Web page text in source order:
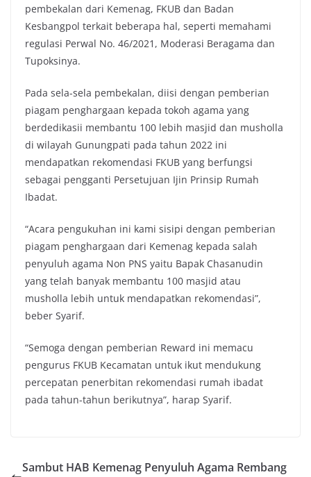
pembekalan dari Kemenag, FKUB dan Badan
Kesbangpol terkait beberapa hal, seperti memahami
regulasi Perwal No. 46/2021, Moderasi Beragama dan
Tupoksinya.
Pada sela-sela pembekalan, diisi dengan pemberian
piagam penghargaan kepada tokoh agama yang
berdedikasii membantu 100 lebih masjid dan musholla
di wilayah Gunungpati pada tahun 2022 ini
mendapatkan rekomendasi FKUB yang berfungsi
sebagai pengganti Persetujuan Ijin Prinsip Rumah
Ibadat.
“Acara pengukuhan ini kami sisipi dengan pemberian
piagam penghargaan dari Kemenag kepada salah
penyuluh agama Non PNS yaitu Bapak Chasanudin
yang telah banyak membantu 100 masjid atau
musholla lebih untuk mendapatkan rekomendasi”,
beber Syarif.
“Semoga dengan pemberian Reward ini memacu
pengurus FKUB Kecamatan untuk ikut mendukung
percepatan penerbitan rekomendasi rumah ibadat
pada tahun-tahun berikutnya”, harap Syarif.
Sambut HAB Kemenag Penyuluh Agama Rembang